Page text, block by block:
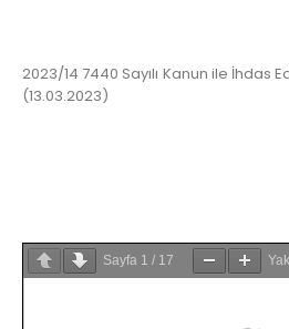
2023/14 7440 Sayılı Kanun ile İhdas
(13.03.2023)
Sayfa 1 / 17